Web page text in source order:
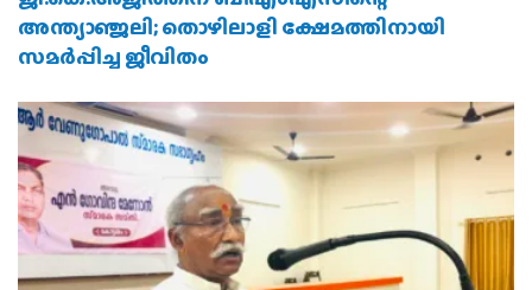
ജി.കെ.അജിത്തിന് ബിഎംഎസിന്റെ
അന്ത്യാഞ്ജലി; തൊഴിലാളി ക്ഷേമത്തിനായി